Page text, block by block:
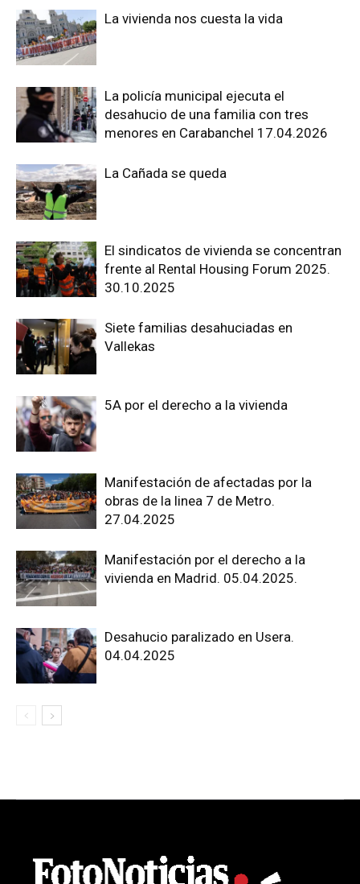
La vivienda nos cuesta la vida
La policía municipal ejecuta el
desahucio de una familia con tres
menores en Carabanchel 17.04.2026
La Cañada se queda
El sindicatos de vivienda se concentran
frente al Rental Housing Forum 2025.
30.10.2025
Siete familias desahuciadas en
Vallekas
5A por el derecho a la vivienda
Manifestación de afectadas por la
obras de la linea 7 de Metro.
27.04.2025
Manifestación por el derecho a la
vivienda en Madrid. 05.04.2025.
Desahucio paralizado en Usera.
04.04.2025